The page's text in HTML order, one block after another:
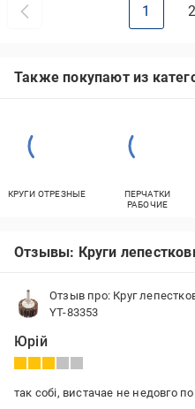
1 2
Также покупают из
КРУГИ ОТРЕЗНЫЕ
ПЕРЧАТКИ
РАБОЧИЕ
Отзывы: Круги
Отзыв про: Круг
YT-83353
Юрій
так собі, вистачае не недовго